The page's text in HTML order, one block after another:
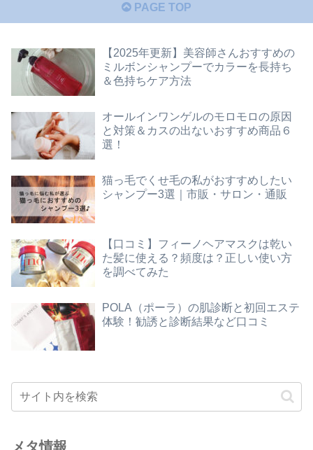
PAGE TOP
【2025年更新】美容師さんおすすめの
ミルボンシャンプーでカラーを長持ち
＆色持ちケア方法
オールインワンゲルのモロモロの原因
と対策＆カスの出ないおすすめ商品６
選！
猫っ毛でくせ毛の私がおすすめしたい
シャンプー3選｜市販・サロン・通販
【口コミ】フィーノヘアマスクは乾い
た髪に使える？頻度は？正しい使い方
を調べてみた
POLA（ポーラ）の肌診断と初回エステ
体験！勧誘と診断結果など口コミ
メタ情報